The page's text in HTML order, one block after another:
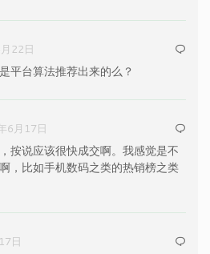
22日
平台算法推荐出来的么？
6月17日
按说应该很快成交啊。我感觉是不
，比如手机数码之类的热销榜之类
日